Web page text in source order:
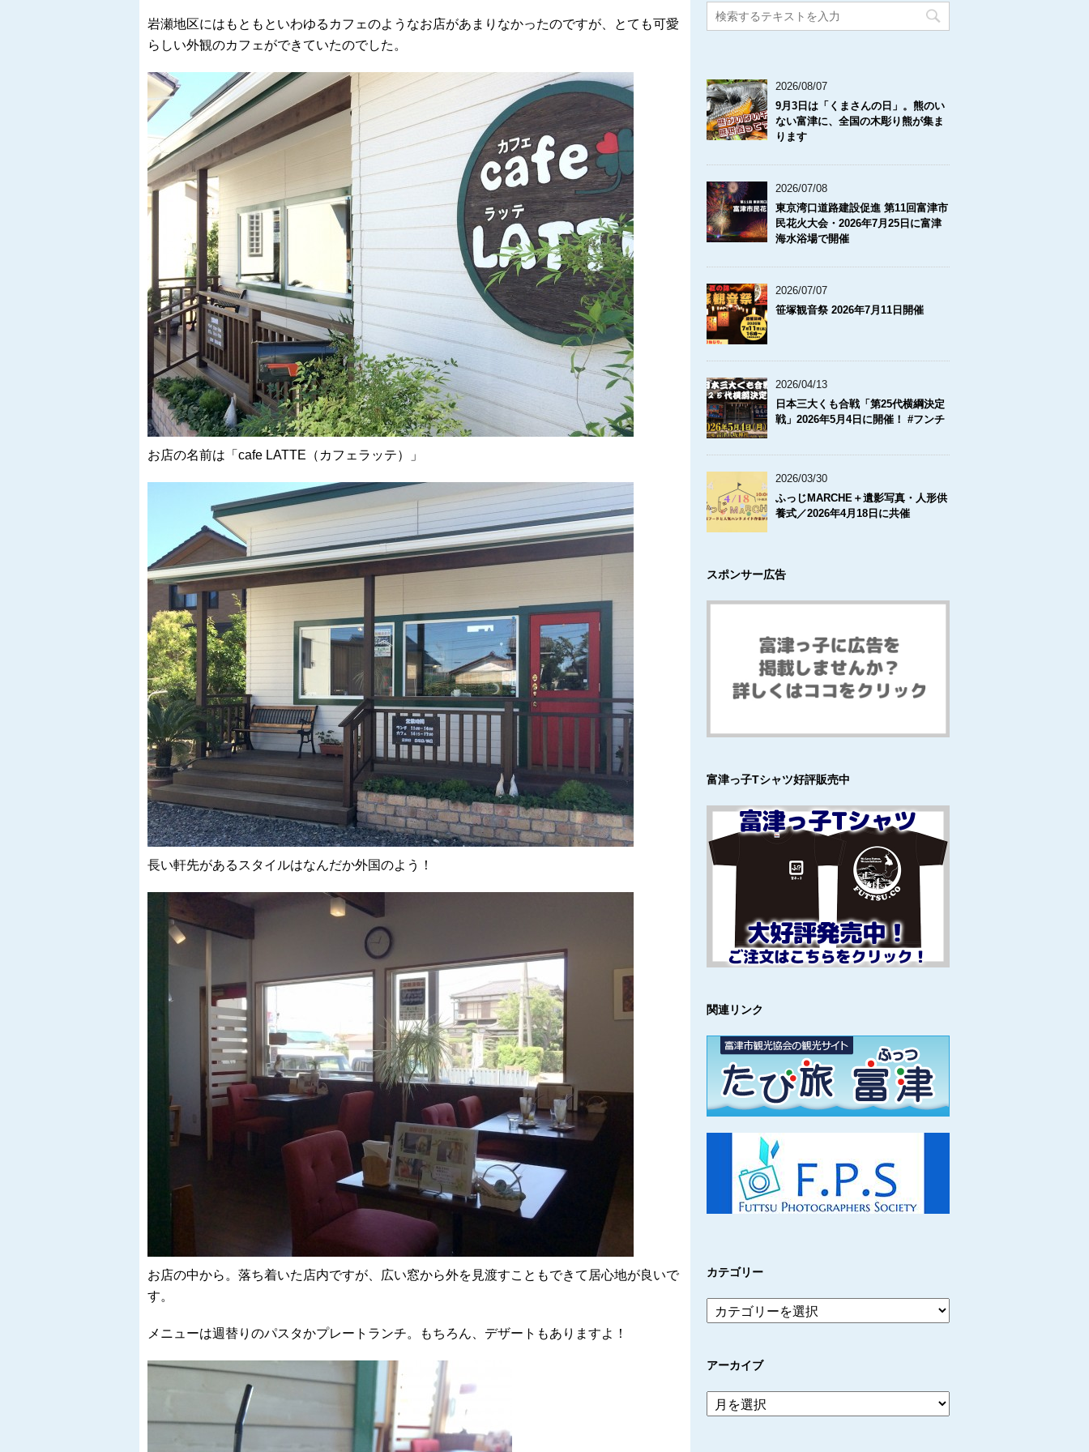
岩瀬地区にはもともといわゆるカフェのようなお店があまりなかったのですが、とても可愛
らしい外観のカフェができていたのでした。
お店の名前は「cafe LATTE（カフェラッテ）」
長い軒先があるスタイルはなんだか外国のよう！
お店の中から。落ち着いた店内ですが、広い窓から外を見渡すこともできて居心地が良いで
す。
メニューは週替りのパスタかプレートランチ。もちろん、デザートもありますよ！
2026/08/07
9月3日は「くまさんの日」。熊のい
ない富津に、全国の木彫り熊が集ま
ります
2026/07/08
東京湾口道路建設促進 第11回富津市
民花火大会・2026年7月25日に富津
海水浴場で開催
2026/07/07
笹塚観音祭 2026年7月11日開催
2026/04/13
日本三大くも合戦「第25代横綱決定
戦」2026年5月4日に開催！ #フンチ
2026/03/30
ふっじMARCHE＋遺影写真・人形供
養式／2026年4月18日に共催
スポンサー広告
富津っ子Tシャツ好評販売中
関連リンク
カテゴリー
アーカイブ
ア
ー